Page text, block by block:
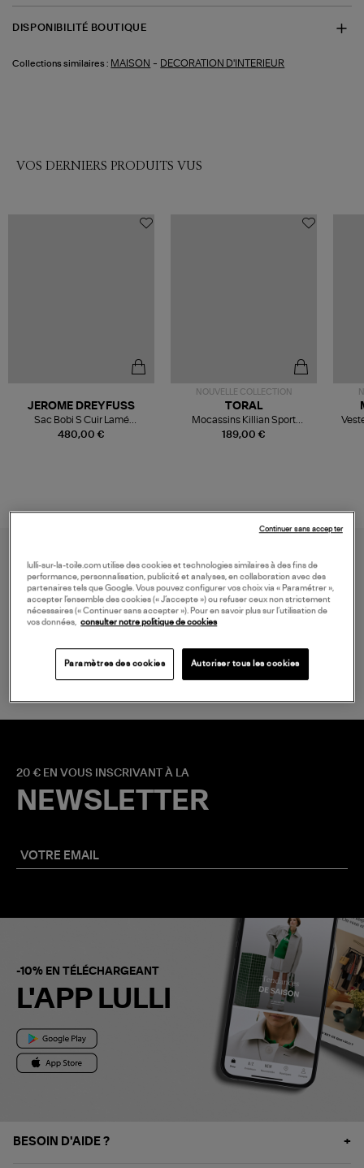
DISPONIBILITÉ BOUTIQUE
Collections similaires : MAISON - DECORATION D'INTERIEUR
VOS DERNIERS PRODUITS VUS
480,00 €
JEROME DREYFUSS
Sac Bobi S Cuir Lamé
Champagne
NOUVELLE COLLECTION
189,00 €
TORAL
Mocassins Killian Sport
Mousse
à partir de 150 € d'achat*
20 € EN VOUS INSCRIVANT À LA
NEWSLETTER
-10% EN TÉLÉCHARGEANT
L'APP LULLI
BESOIN D'AIDE ?
lulli-sur-la-toile.com utilise des cookies et technologies similaires à des fins de
performance, personnalisation, publicité et analyses, en collaboration avec des
partenaires tels que Google. Vous pouvez configurer vos choix via « Paramétrer »,
accepter l’ensemble des cookies (« J’accepte ») ou refuser ceux non strictement
nécessaires (« Continuer sans accepter »). Pour en savoir plus sur l’utilisation de
vos données, consulter notre politique de cookies
Paramètres des cookies Autoriser tous les cookies
Continuer sans accepter